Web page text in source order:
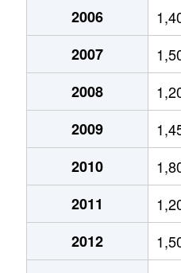
510万円
清住町
2,700万
清住町
2,600万
清住町
3,000万
1,100万
幸ノ町
490万円
幸ノ町
1,600万
2006
2007
2008
2009
2010
2011
2012